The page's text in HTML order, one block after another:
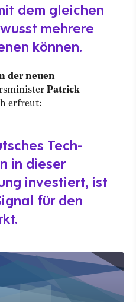
dem gleichen
mehrere
können.
der neuen
Patrick
erfreut:
Tech-
in dieser
investiert, ist
für den